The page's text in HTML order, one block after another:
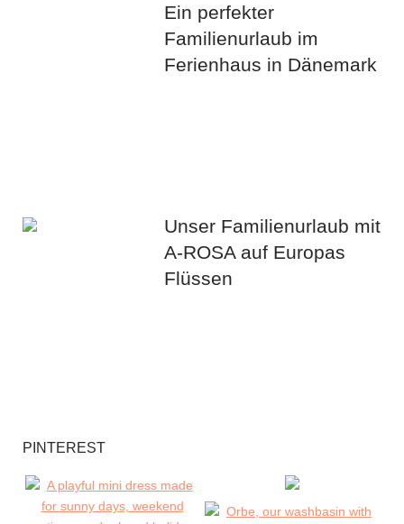
Ein perfekter
Familienurlaub im
Ferienhaus in Dänemark
Unser Familienurlaub mit
A-ROSA auf Europas
Flüssen
PINTEREST